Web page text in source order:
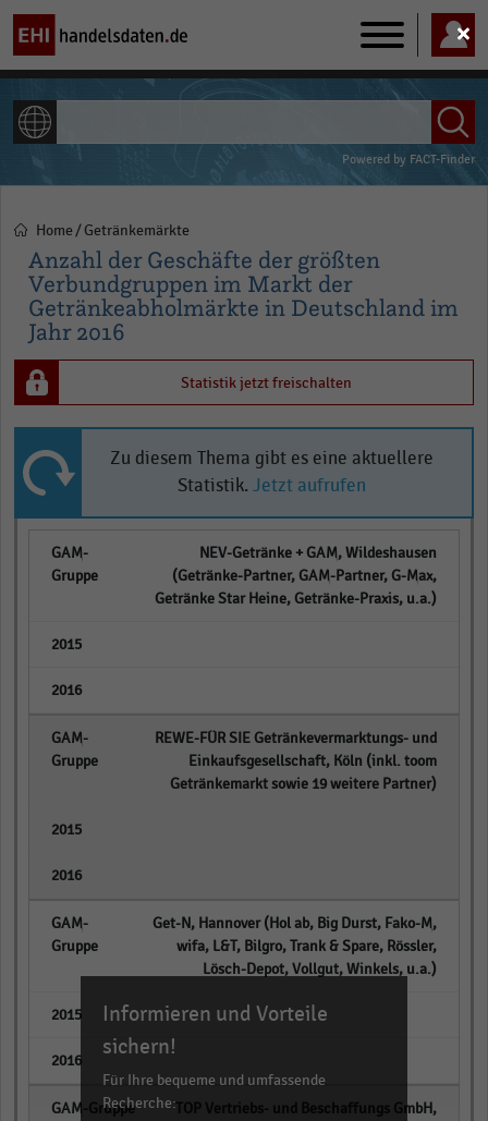
Main
navigation
Powered by FACT-Finder
Pfadnavigation
Home Getränkemärkte
Anzahl der Geschäfte der größten
Verbundgruppen im Markt der
Getränkeabholmärkte in Deutschland im
Jahr 2016
Statistik jetzt freischalten
Zu diesem Thema gibt es eine aktuellere
Statistik. Jetzt aufrufen
NEV-Getränke + GAM, Wildeshausen
(Getränke-Partner, GAM-Partner, G-Max,
Getränke Star Heine, Getränke-Praxis, u.a.)
REWE-FÜR SIE Getränkevermarktungs- und
Einkaufsgesellschaft, Köln (inkl. toom
Getränkemarkt sowie 19 weitere Partner)
Get-N, Hannover (Hol ab, Big Durst, Fako-M,
wifa, L&T, Bilgro, Trank & Spare, Rössler,
Lösch-Depot, Vollgut, Winkels, u.a.)
TOP Vertriebs- und Beschaffungs GmbH,
Informieren und Vorteile
sichern!
Für Ihre bequeme und umfassende
Recherche: